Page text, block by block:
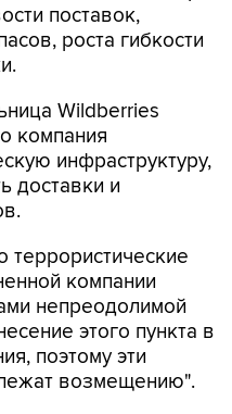
поставок,
роста гибкости
Wildberries
компания
инфраструктуру,
доставки и
террористические
компании
непреодолимой
этого пункта в
поэтому эти
возмещению".